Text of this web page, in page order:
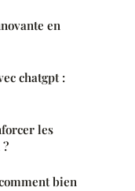
en
chatgpt :
les
bien